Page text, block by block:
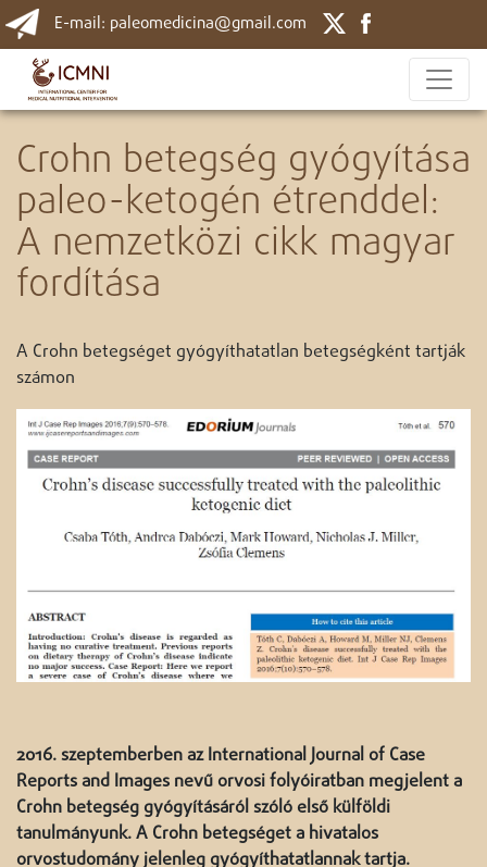
E-mail: paleomedicina@gmail.com
Crohn betegség gyógyítása
paleo-ketogén étrenddel:
A nemzetközi cikk magyar
fordítása
A Crohn betegséget gyógyíthatatlan betegségként tartják
számon
2016. szeptemberben az International Journal of Case
Reports and Images nevű orvosi folyóiratban megjelent a
Crohn betegség gyógyításáról szóló első külföldi
tanulmányunk. A Crohn betegséget a hivatalos
orvostudomány jelenleg gyógyíthatatlannak tartja.